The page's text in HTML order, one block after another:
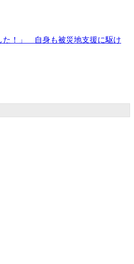
た！」 自身も被災地支援に駆け